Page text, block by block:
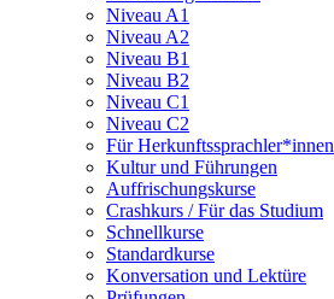
Niveau A1
Niveau A2
Niveau B1
Niveau B2
Niveau C1
Niveau C2
Für Herkunftssprachler*innen
Kultur und Führungen
Auffrischungskurse
Crashkurs / Für das Studium
Schnellkurse
Standardkurse
Konversation und Lektüre